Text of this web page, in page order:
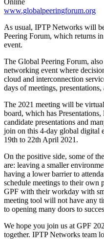
www.globalpeeringforum.org
As usual, IPTP Networks will
Peering Forum, which returns
event.
The Global Peering Forum,
networking event where
cloud and interconnection
days of meetings,
The 2021 meeting will be
board, which has
candidate presentations and
join on this 4-day global digital
19th to 22th April 2021.
On the positive side, some of
are: leaving a smaller
having a lower barrier to
schedule meetings to their own
GPF with their workday with
meeting tool will not have any
to opening many doors to
We hope you join us at GPF
together. IPTP Networks team